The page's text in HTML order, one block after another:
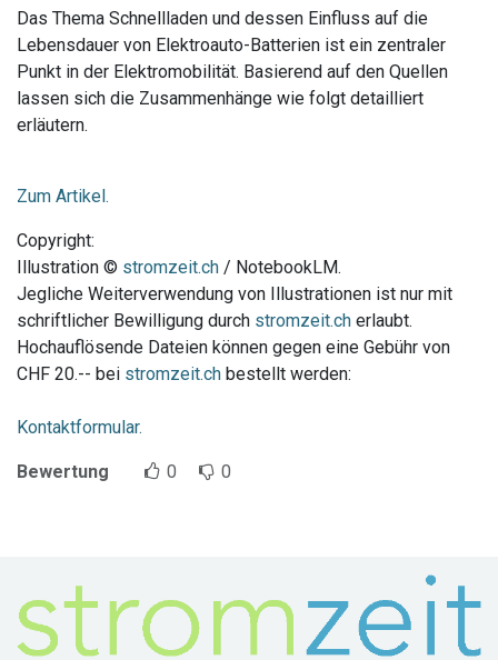
Das Thema Schnellladen und dessen Einfluss auf die
Lebensdauer von Elektroauto-Batterien ist ein zentraler
Punkt in der Elektromobilität. Basierend auf den Quellen
lassen sich die Zusammenhänge wie folgt detailliert
erläutern.
Zum Artikel.
Copyright:
Illustration © stromzeit.ch / NotebookLM.
Jegliche Weiterverwendung von Illustrationen ist nur mit
schriftlicher Bewilligung durch stromzeit.ch erlaubt.
Hochauflösende Dateien können gegen eine Gebühr von
CHF 20.-- bei stromzeit.ch bestellt werden:
Kontaktformular.
Bewertung 0 0